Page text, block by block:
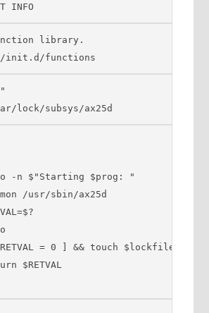
INFO
library.
init.d/functions
lock/subsys/ax25d
$prog: "
usr/sbin/ax25d
= 0 ] && touch $lockfile